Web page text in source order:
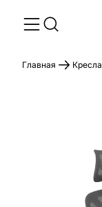
Главная Кресла